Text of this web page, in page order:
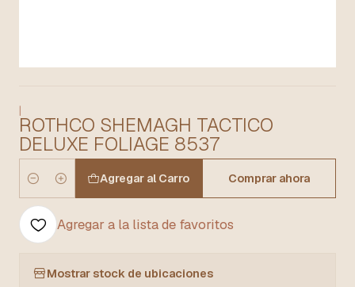
|
ROTHCO SHEMAGH TACTICO
DELUXE FOLIAGE 8537
Cantidad
Agregar al Carro Comprar ahora
Agregar a la lista de favoritos
Mostrar stock de ubicaciones